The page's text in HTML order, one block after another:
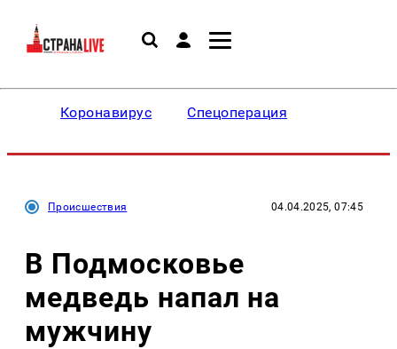
Коронавирус Спецоперация
Происшествия 04.04.2025, 07:45
В Подмосковье
медведь напал на
мужчину